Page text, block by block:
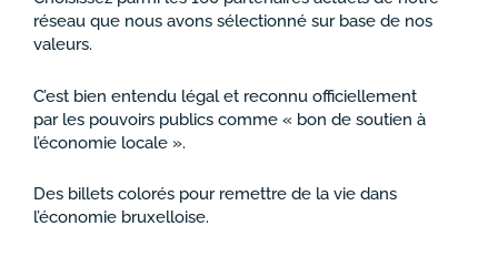
réseau que nous avons sélectionné sur base de nos
valeurs.
C’est bien entendu légal et reconnu officiellement
par les pouvoirs publics comme « bon de soutien à
l’économie locale ».
Des billets colorés pour remettre de la vie dans
l’économie bruxelloise.